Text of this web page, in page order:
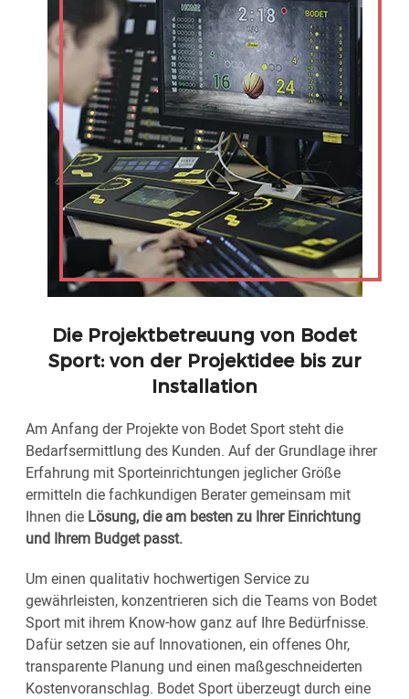
Die Projektbetreuung von Bodet
Sport: von der Projektidee bis zur
Installation
Am Anfang der Projekte von Bodet Sport steht die
Bedarfsermittlung des Kunden. Auf der Grundlage ihrer
Erfahrung mit Sporteinrichtungen jeglicher Größe
ermitteln die fachkundigen Berater gemeinsam mit
Ihnen die Lösung, die am besten zu Ihrer Einrichtung
und Ihrem Budget passt.
Um einen qualitativ hochwertigen Service zu
gewährleisten, konzentrieren sich die Teams von Bodet
Sport mit ihrem Know-how ganz auf Ihre Bedürfnisse.
Dafür setzen sie auf Innovationen, ein offenes Ohr,
transparente Planung und einen maßgeschneiderten
Kostenvoranschlag. Bodet Sport überzeugt durch eine